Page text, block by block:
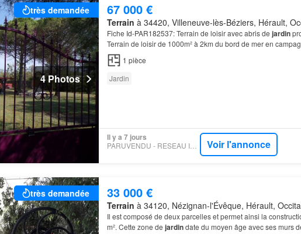
très demandée
4 Photos
67 000 €
Terrain à 34420, Villeneuve-lès-Béziers, Hérault,
Fiche Id-PAR182537: Terrain de loisir avec abris de jardin
Terrain de loisir de 1000m² à 2km du bord de mer en
1 pièce
Jardin
Il y a 7 jours
PARUVENDU - RESEAU IMMO DIFFUSION Voir l'annonce
très demandée 33 000 €
Terrain à 34120, Nézignan-l'Évêque, Hérault,
Il est composé de deux parcelles et permet ainsi la
m². Cette zone de jardindate du moyen âge avec ses murs